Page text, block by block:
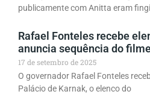
publicamente com Anitta eram
Rafael Fonteles recebe
anuncia sequência do
17 de setembro de 2025
O governador Rafael Fonteles
Palácio de Karnak, o elenco do